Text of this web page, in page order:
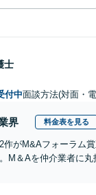
士
付中面談方法(対面・
界 料金表を見る
2作がM&Aフォーラム
M＆Aを仲介業者に